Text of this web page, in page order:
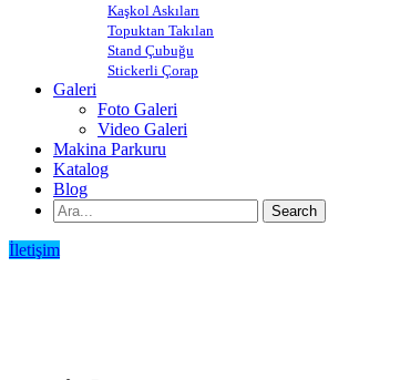
Kaşkol Askıları
Topuktan Takılan
Stand Çubuğu
Stickerli Çorap
Galeri
Foto Galeri
Video Galeri
Makina Parkuru
Katalog
Blog
İletişim